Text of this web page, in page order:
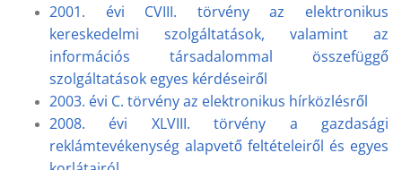
2001. évi CVIII. törvény az elektronikus
kereskedelmi szolgáltatások, valamint az
információs társadalommal összefüggő
szolgáltatások egyes kérdéseiről
2003. évi C. törvény az elektronikus hírközlésről
2008. évi XLVIII. törvény a gazdasági
reklámtevékenység alapvető feltételeiről és egyes